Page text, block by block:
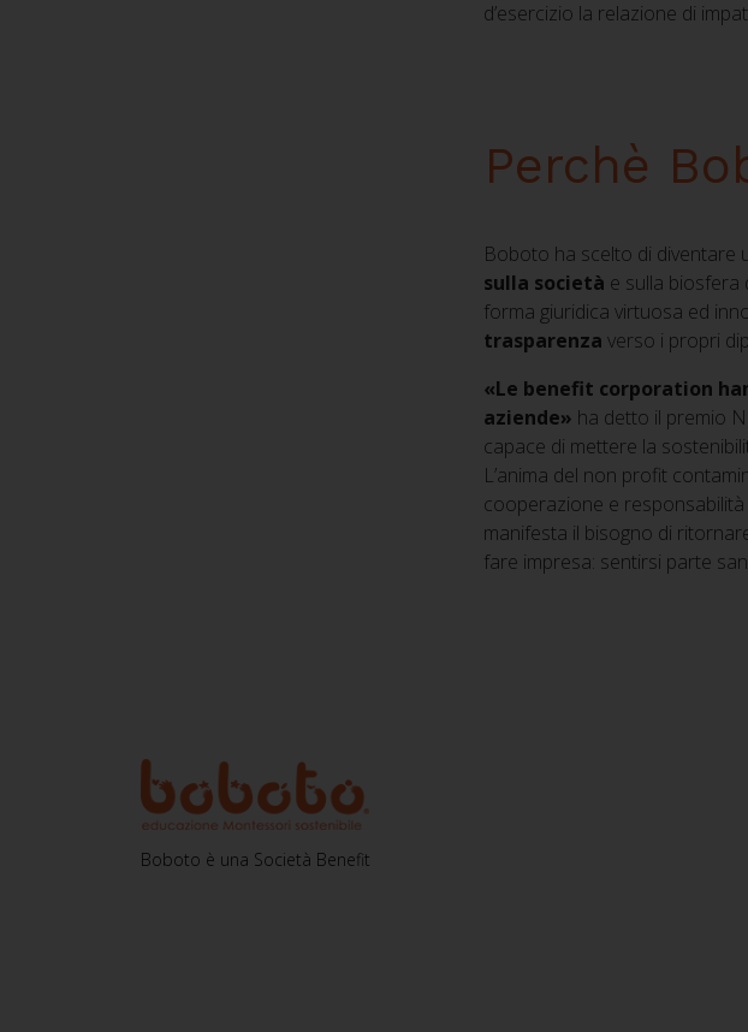
d’esercizio la relazione di
Perchè
Boboto ha scelto di diventare
sulla società e sulla
forma giuridica virtuosa ed
trasparenza verso i propri
«Le benefit corporation
aziende» ha detto il premio
capace di mettere la
L’anima del non profit
cooperazione e
manifesta il bisogno di
fare impresa: sentirsi parte
Boboto è una Società Benefit